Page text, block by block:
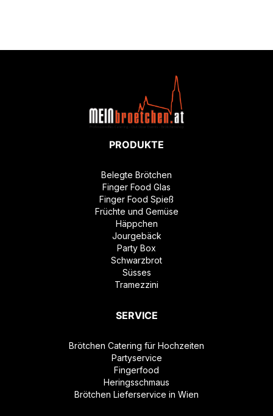
PRODUKTE
Belegte Brötchen
Finger Food Glas
Finger Food Spieß
Früchte und Gemüse
Häppchen
Jourgebäck
Party Box
Schwarzbrot
Süsses
Tramezzini
SERVICE
Brötchen Catering für Hochzeiten
Partyservice
Fingerfood
Heringsschmaus
Brötchen Lieferservice in Wien